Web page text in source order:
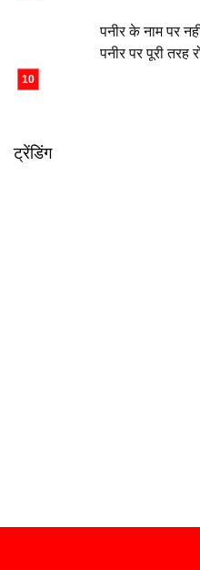
पनीर के नाम पर
पनीर पर पूरी तरह
ट्रेंडिंग